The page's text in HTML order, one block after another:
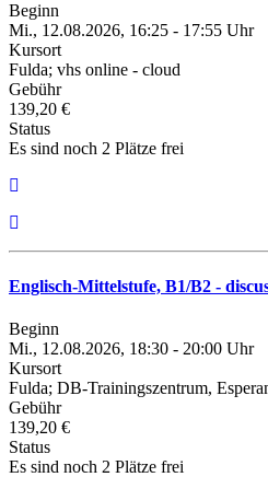
Beginn
Mi., 12.08.2026, 16:25 - 17:55 Uhr
Kursort
Fulda; vhs online - cloud
Gebühr
139,20 €
Status
Es sind noch 2 Plätze frei
Englisch-Mittelstufe, B1/B2 -
Beginn
Mi., 12.08.2026, 18:30 - 20:00 Uhr
Kursort
Fulda; DB-Trainingszentrum,
Gebühr
139,20 €
Status
Es sind noch 2 Plätze frei